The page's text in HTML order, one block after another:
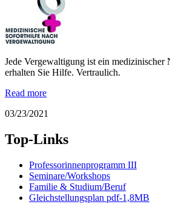
Jede Vergewaltigung ist ein
erhalten Sie Hilfe. Vertraulich.
Read more
03/23/2021
Top-Links
Professorinnenprogramm III
Seminare/Workshops
Familie & Studium/Beruf
Gleichstellungsplan pdf-1,8MB